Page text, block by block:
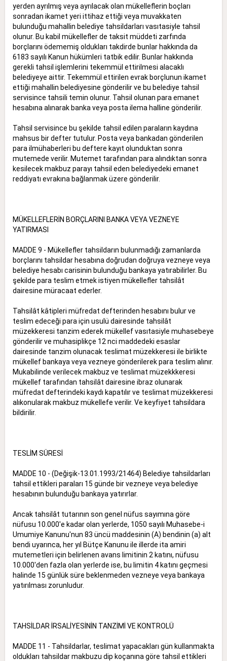
yerden ayrılmış veya ayrılacak olan mükelleflerin boçları
sonradan ikamet yeri ittihaz ettiği veya muvakkaten
bulunduğu mahallin belediye tahsildarları vasıtasiyle tahsil
olunur. Bu kabil mükellefler de taksit müddeti zarfında
borçlarını ödememiş oldukları takdirde bunlar hakkında da
6183 sayılı Kanun hükümleri tatbik edilir. Bunlar hakkında
gerekli tahsil işlemlerini tekemmül ettirilmesi alacaklı
belediyeye aittir. Tekemmül ettirilen evrak borçlunun ikamet
ettiği mahallin belediyesine gönderilir ve bu belediye tahsil
servisince tahsili temin olunur. Tahsil olunan para emanet
hesabına alınarak banka veya posta ilema halline gönderilir.
Tahsil servisince bu şekilde tahsil edilen paraların kaydına
mahsus bir defter tutulur. Posta veya bankadan gönderilen
para ilmühaberleri bu deftere kayıt olunduktan sonra
mutemede verilir. Mutemet tarafından para alındıktan sonra
kesilecek makbuz parayı tahsil eden belediyedeki emanet
reddiyatı evrakına bağlanmak üzere gönderilir.
MÜKELLEFLERİN BORÇLARINI BANKA VEYA VEZNEYE
YATIRMASI
MADDE 9 - Mükellefler tahsildarın bulunmadığı zamanlarda
borçlarını tahsildar hesabına doğrudan doğruya vezneye veya
belediye hesabı carisinin bulunduğu bankaya yatırabilirler. Bu
şekilde para teslim etmek istiyen mükellefler tahsilât
dairesine müracaat ederler.
Tahsilât kâtipleri müfredat defterinden hesabını bulur ve
teslim edeceği para için usulü dairesinde tahsilât
müzekkeresi tanzim ederek mükellef vasıtasiyle muhasebeye
gönderilir ve muhasiplikçe 12 nci maddedeki esaslar
dairesinde tanzim olunacak teslimat müzekkeresi ile birlikte
mükellef bankaya veya vezneye gönderilerek para teslim alınır.
Mukabilinde verilecek makbuz ve teslimat müzekkkeresi
mükellef tarafından tahsilât dairesine ibraz olunarak
müfredat defterindeki kaydı kapatılır ve teslimat müzekkeresi
alıkonularak makbuz mükellefe verilir. Ve keyfiyet tahsildara
bildirilir.
TESLİM SÜRESİ
MADDE 10 - (Değişik-13.01.1993/21464) Belediye tahsildarları
tahsil ettikleri paraları 15 günde bir vezneye veya belediye
hesabının bulunduğu bankaya yatırırlar.
Ancak tahsilât tutarının son genel nüfus sayımına göre
nüfusu 10.000'e kadar olan yerlerde, 1050 sayılı Muhasebe-i
Umumiye Kanunu'nun 83 üncü maddesinin (A) bendinin (a) alt
bendi uyarınca, her yıl Bütçe Kanunu ile illerde ita amiri
mutemetleri için belirlenen avans limitinin 2 katını, nüfusu
10.000'den fazla olan yerlerde ise, bu limitin 4 katını geçmesi
halinde 15 günlük süre beklenmeden vezneye veya bankaya
yatırılması zorunludur.
TAHSİLDAR İRSALİYESİNİN TANZİMİ VE KONTROLÜ
MADDE 11 - Tahsildarlar, teslimat yapacakları gün kullanmakta
oldukları tahsildar makbuzu dip koçanına göre tahsil ettikleri